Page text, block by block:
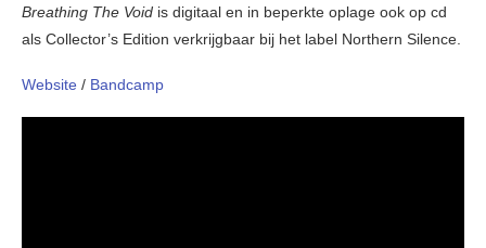
Breathing The Void is digitaal en in beperkte oplage ook op cd
als Collector’s Edition verkrijgbaar bij het label Northern Silence.
Website / Bandcamp